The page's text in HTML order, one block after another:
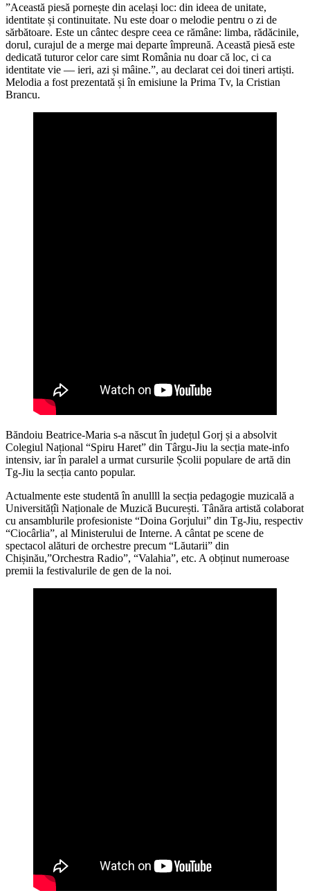
”Această piesă pornește din același loc: din ideea de unitate,
identitate și continuitate. Nu este doar o melodie pentru o zi de
sărbătoare. Este un cântec despre ceea ce rămâne: limba, rădăcinile,
dorul, curajul de a merge mai departe împreună. Această piesă este
dedicată tuturor celor care simt România nu doar că loc, ci ca
identitate vie — ieri, azi și mâine.”, au declarat cei doi tineri artiști.
Melodia a fost prezentată și în emisiune la Prima Tv, la Cristian
Brancu.
Băndoiu Beatrice-Maria s-a născut în județul Gorj și a absolvit
Colegiul Național “Spiru Haret” din Târgu-Jiu la secția mate-info
intensiv, iar în paralel a urmat cursurile Școlii populare de artă din
Tg-Jiu la secția canto popular.
Actualmente este studentă în anullll la secția pedagogie muzicală a
Universitățîi Naționale de Muzică București. Tânăra artistă colaborat
cu ansamblurile profesioniste “Doina Gorjului” din Tg-Jiu, respectiv
“Ciocârlia”, al Ministerului de Interne. A cântat pe scene de
spectacol alături de orchestre precum “Lăutarii” din
Chișinău,”Orchestra Radio”, “Valahia”, etc. A obținut numeroase
premii la festivalurile de gen de la noi.